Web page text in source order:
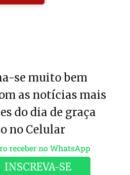
se muito bem
as notícias mais
do dia de graça
no Celular
receber no WhatsApp
INSCREVA-SE